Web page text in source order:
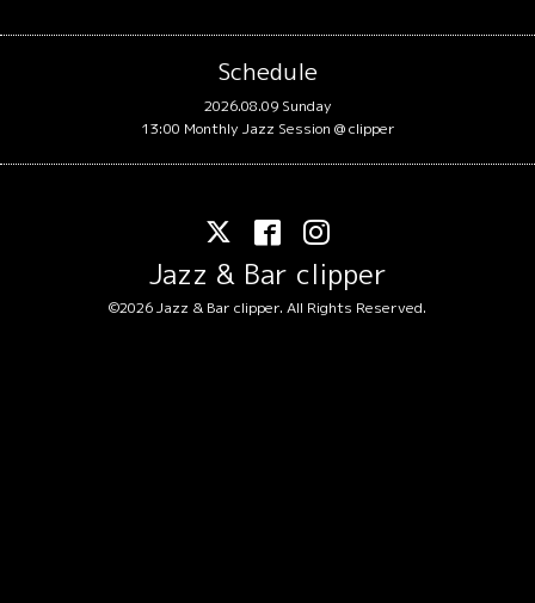
Schedule
2026.08.09 Sunday
13:00 Monthly Jazz Session @ clipper
Jazz & Bar clipper
©2026Jazz & Bar clipper. All Rights Reserved.